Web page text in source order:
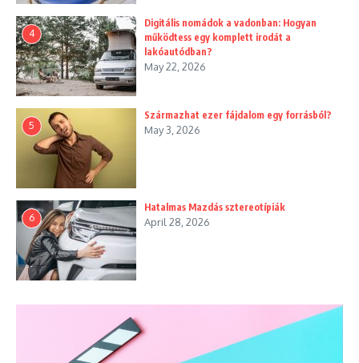
4
Digitális nomádok a vadonban: Hogyan
működtess egy komplett irodát a
lakóautódban?
May 22, 2026
5
Származhat ezer fájdalom egy forrásból?
May 3, 2026
6
Hatalmas Mazdás sztereotípiák
April 28, 2026